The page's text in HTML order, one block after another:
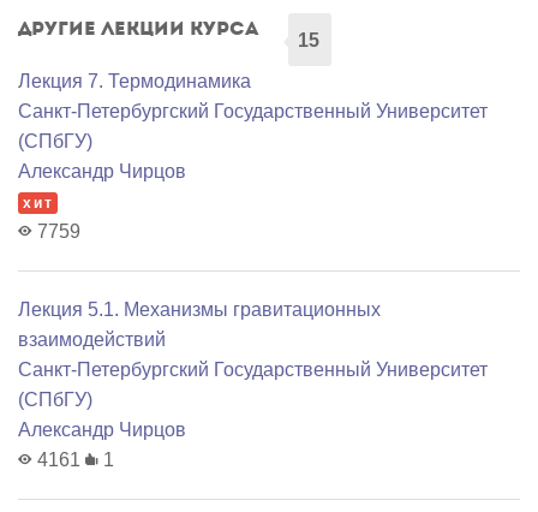
Другие лекции курса
15
Лекция 7. Термодинамика
Санкт-Петербургский Государственный Университет
(СПбГУ)
Александр Чирцов
хит
7759
Лекция 5.1. Механизмы гравитационных
взаимодействий
Санкт-Петербургский Государственный Университет
(СПбГУ)
Александр Чирцов
4161
1